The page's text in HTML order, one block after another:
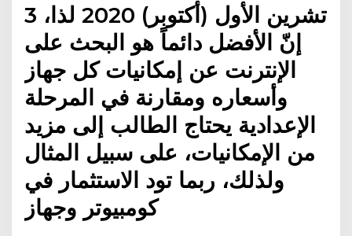
3 تشرين الأول (أكتوبر) 2020 لذا،
إنّ الأفضل دائماً هو البحث على
الإنترنت عن إمكانيات كل جهاز
وأسعاره ومقارنة في المرحلة
الإعدادية يحتاج الطالب إلى مزيد
من الإمكانيات، على سبيل المثال
ولذلك، ربما تود الاستثمار في
كومبيوتر وجهاز